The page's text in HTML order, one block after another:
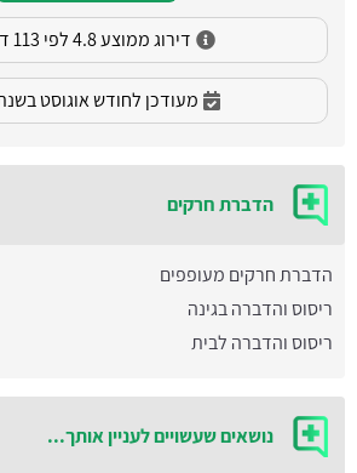
דירוג ממוצע 4.8 לפי 113 דירוגים
מעודכן לחודש אוגוסט בשנת
הדברת חרקים
הדברת חרקים מעופפים
ריסוס והדברה בגינה
ריסוס והדברה לבית
נושאים שעשויים לעניין אותך...